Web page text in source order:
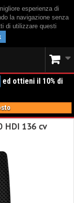
esperienza di
la navigazione senza
di utilizzare questi
ed ottieni il 10% di
HDI 136 cv